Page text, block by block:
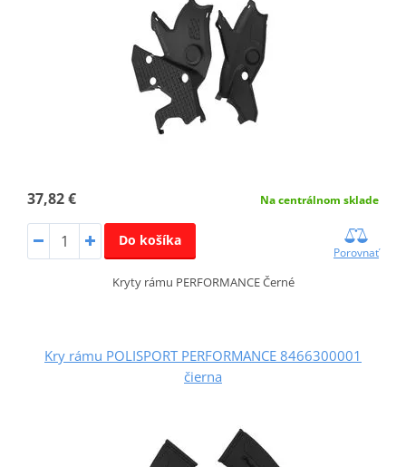
37,82 € Na centrálnom sklade
Do košíka
Porovnať
Kryty rámu PERFORMANCE Černé
Kry rámu POLISPORT PERFORMANCE 8466300001
čierna